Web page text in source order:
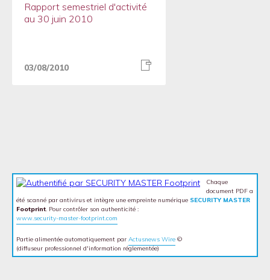
Rapport semestriel d'activité
au 30 juin 2010
03/08/2010
Chaque
document PDF a
été scanné par antivirus et intègre une empreinte numérique SECURITY MASTER
Footprint. Pour contrôler son authenticité :
www.security-master-footprint.com
Partie alimentée automatiquement par Actusnews Wire ©
(diffuseur professionnel d'information réglementée)